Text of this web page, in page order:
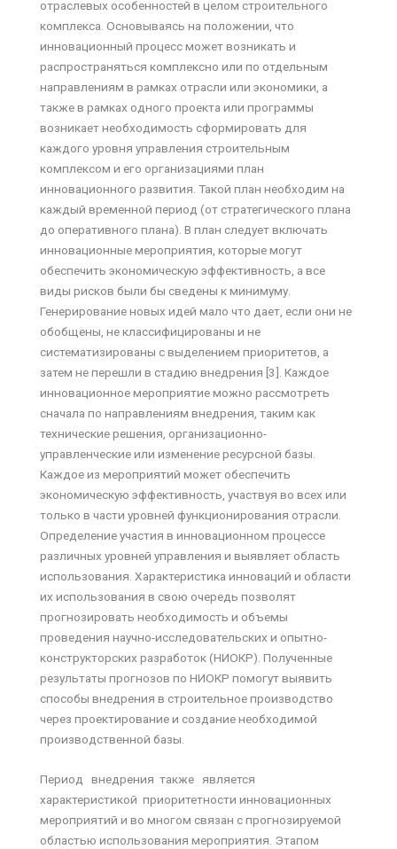
отраслевых особенностей в целом строительного
комплекса. Основываясь на положении, что
инновационный процесс может возникать и
распространяться комплексно или по отдельным
направлениям в рамках отрасли или экономики, а
также в рамках одного проекта или программы
возникает необходимость сформировать для
каждого уровня управления строительным
комплексом и его организациями план
инновационного развития. Такой план необходим на
каждый временной период (от стратегического плана
до оперативного плана). В план следует включать
инновационные мероприятия, которые могут
обеспечить экономическую эффективность, а все
виды рисков были бы сведены к минимуму.
Генерирование новых идей мало что дает, если они не
обобщены, не классифицированы и не
систематизированы с выделением приоритетов, а
затем не перешли в стадию внедрения [3]. Каждое
инновационное мероприятие можно рассмотреть
сначала по направлениям внедрения, таким как
технические решения, организационно-
управленческие или изменение ресурсной базы.
Каждое из мероприятий может обеспечить
экономическую эффективность, участвуя во всех или
только в части уровней функционирования отрасли.
Определение участия в инновационном процессе
различных уровней управления и выявляет область
использования. Характеристика инноваций и области
их использования в свою очередь позволят
прогнозировать необходимость и объемы
проведения научно-исследовательских и опытно-
конструкторских разработок (НИОКР). Полученные
результаты прогнозов по НИОКР помогут выявить
способы внедрения в строительное производство
через проектирование и создание необходимой
производственной базы.
Период внедрения также является
характеристикой приоритетности инновационных
мероприятий и во многом связан с прогнозируемой
областью использования мероприятия. Этапом